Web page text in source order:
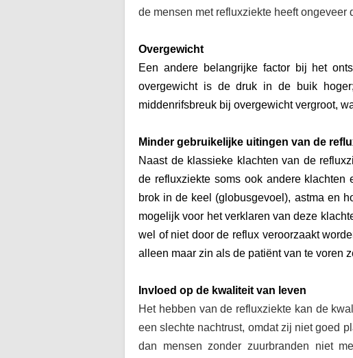
de mensen met refluxziekte heeft ongeveer
Overgewicht
Een andere belangrijke factor bij het
overgewicht is de druk in de buik
middenrifsbreuk bij overgewicht vergroot,
Minder gebruikelijke uitingen van de
Naast de klassieke klachten van de
de refluxziekte soms ook andere
brok in de keel (globusgevoel), astma en
mogelijk voor het verklaren van deze
wel of niet door de reflux veroorzaakt
alleen maar zin als de patiënt van te voren
Invloed op de kwaliteit van leven
Het hebben van de refluxziekte kan de
een slechte nachtrust, omdat zij niet goed
dan mensen zonder zuurbranden niet